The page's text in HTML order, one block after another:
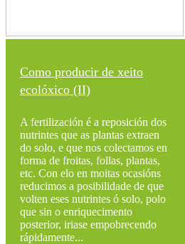
Como producir de xeito
ecolóxico (II)
A fertilización é a reposición dos
nutrintes que as plantas extraen
do solo, e que nos colectamos en
forma de froitas, follas, plantas,
etc. Con elo en moitas ocasións
reducimos a posibilidade de que
volten eses nutrintes ó solo, polo
que sin o enriquecimento
posterior, iriase empobrecendo
rápidamente...